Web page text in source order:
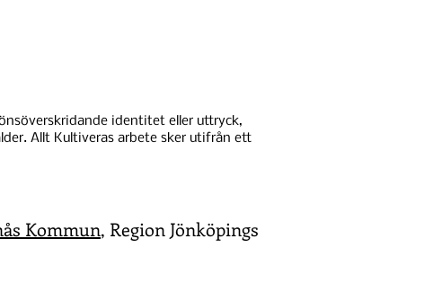
identitet eller uttryck,
Allt Kultiveras arbete sker utifrån ett
Kommun, Region Jönköpings